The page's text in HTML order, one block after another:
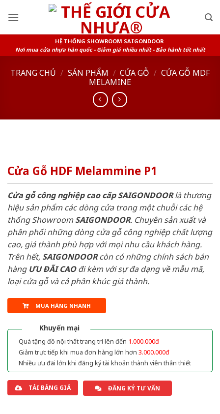
HỆ THỐNG SHOWROOM SAIGONDOOR
Nơi mua cửa nhựa hàn quốc - Giảm giá nhiều nhất - Bảo hành tốt nhất
TRANG CHỦ / SẢN PHẨM / CỬA GỖ / CỬA GỖ MDF
MELAMINE
Cửa Gỗ HDF Melammine P1
Cửa gỗ công nghiệp cao cấp SAIGONDOORlà thương
hiệu sản phẩm các dòng cửa trong một chuỗi các hệ
thống ShowroomSAIGONDOOR. Chuyên sản xuất và
phân phối những dòng cửa gỗ công nghiệp chất lượng
cao, giá thành phù hợp với mọi nhu cầu khách hàng.
Trên hết, SAIGONDOORcòn có những chính sách bán
hàng ƯU ĐÃI CAOđi kèm với sự đa dạng về mẫu mã,
loại cửa gỗ và cả phân khúc giá thành.
MUA HÀNG NHANH
Khuyến mại
Quà tặng đồ nội thất trang trí lên đến 1.000.000đ
Giảm trực tiếp khi mua đơn hàng lớn hơn 3.000.000đ
Nhiều ưu đãi lớn khi đăng ký tài khoản thành viên thân thiết
TẢI BẢNG GIÁ ĐĂNG KÝ TƯ VẤN